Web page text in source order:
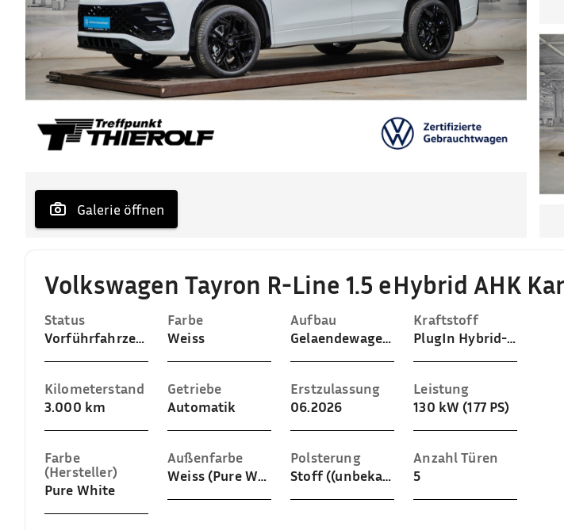
Galerie öffnen
Volkswagen Tayron R-Line 1.5 eHybrid AHK
Status
Vorführfahrzeug
Farbe
Weiss
Aufbau
Gelaendewagen / Pickup
Kraftstoff
PlugIn Hybrid-Benzin
Kilometerstand
3.000 km
Getriebe
Automatik
Erstzulassung
06.2026
Leistung
130 kW (177 PS)
Farbe
(Hersteller)
Pure White
Außenfarbe
Weiss (Pure White)
Polsterung
Stoff ((unbekannt))
Anzahl Türen
5